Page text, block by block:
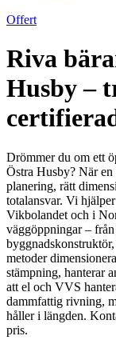
Offert
Riva
Husby –
Drömmer du om ett
Östra Husby? När
planering, rätt
totalansvar. Vi
Vikbolandet och i
väggöppningar –
metoder
stämpning, hanterar
att el och VVS
dammfattig rivning,
håller i längden.
pris.